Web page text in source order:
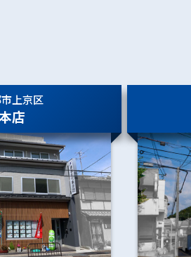
上京区
店